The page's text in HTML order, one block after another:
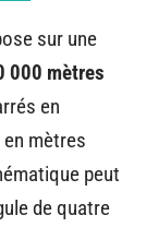
sur une
000 mètres
en
mètres
peut
de quatre